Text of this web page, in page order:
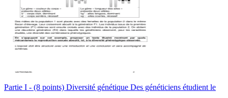
Partie I - (8 points) Diversité génétique Des généticiens étudient le